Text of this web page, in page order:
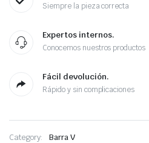
Siempre la pieza correcta
Expertos internos.
Conocemos nuestros productos
Fácil devolución.
Rápido y sin complicaciones
Category: Barra V